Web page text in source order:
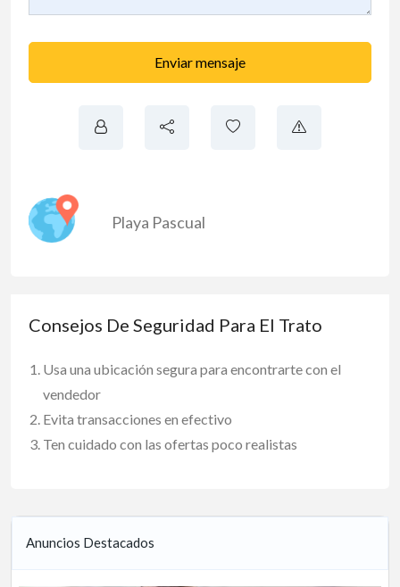
Enviar mensaje
Playa Pascual
Consejos De Seguridad Para El Trato
Usa una ubicación segura para encontrarte con el
vendedor
Evita transacciones en efectivo
Ten cuidado con las ofertas poco realistas
Anuncios Destacados